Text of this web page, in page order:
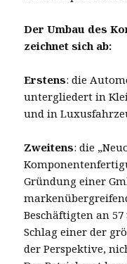
Der Umbau des
zeichnet sich ab:
Erstens: die
untergliedert in
und in
Zweitens: die
Gründung einer
Beschäftigten an
Schlag einer der
der Perspektive,